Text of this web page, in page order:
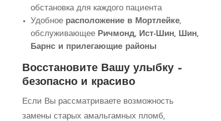
обстановка для каждого пациента
Удобное расположение в Мортлейке,
обслуживающее Ричмонд, Ист-Шин, Шин,
Барнс и прилегающие районы
Восстановите Вашу улыбку –
безопасно и красиво
Если Вы рассматриваете возможность
замены старых амальгамных пломб,